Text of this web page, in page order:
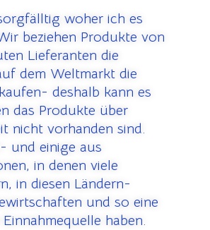
woher ich es
beziehen Produkte von
Lieferanten die
dem Weltmarkt die
deshalb kann es
das Produkte über
nicht vorhanden sind.
und einige aus
in denen viele
in diesen Ländern-
und so eine
haben.